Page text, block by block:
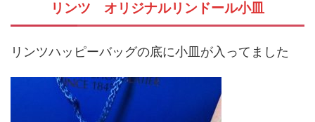
リンツ オリジナルリンドール小皿
リンツハッピーバッグの底に小皿が入ってました